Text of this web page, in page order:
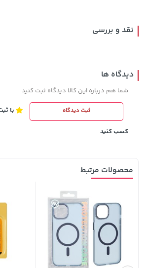
120,000
خرید
141,000 تومان
2,729,000 تومان
2,679,000
نقد و بررسی
دیدگاه ها
شما هم درباره این کالا دیدگاه ثبت کنید
ثبت دیدگاه
کسب کنید
محصولات مرتبط